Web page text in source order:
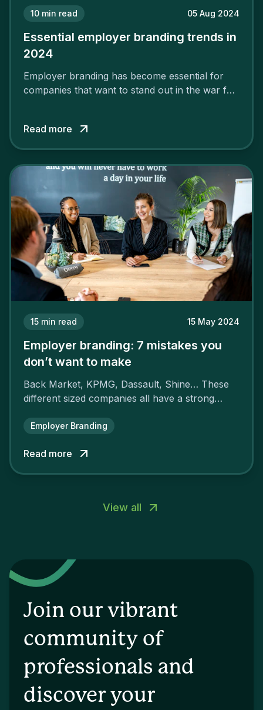
10 min read 05 Aug 2024
Essential employer branding trends in
2024
Employer branding has become essential for
companies that want to stand out in the war for
attract the best profiles.
Read more
15 min read 15 May 2024
Employer branding: 7 mistakes you
don’t want to make
Back Market, KPMG, Dassault, Shine… These
different sized companies all have a strong
attractiveness and loyalty and makes their
Employer Branding
Read more
View all
Join our vibrant
community of
professionals and
discover your